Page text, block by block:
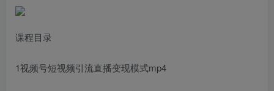
课程目录
1视频号短视频引流直播变现模式mp4